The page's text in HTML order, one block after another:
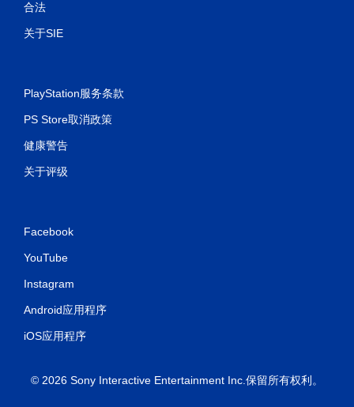
合法
关于SIE
PlayStation服务条款
PS Store取消政策
健康警告
关于评级
Facebook
YouTube
Instagram
Android应用程序
iOS应用程序
© 2026 Sony Interactive Entertainment Inc.保留所有权利。